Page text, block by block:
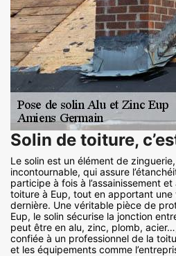
Solin de toiture,
Le solin est un élément de
incontournable, qui assure
participe à fois à l’assainissement
toiture à Eup, tout en apportant
dernière. Une véritable pièce de
Eup, le solin sécurise la jonction
peut être en alu, zinc, plomb,
confiée à un professionnel de la
et les équipements comme